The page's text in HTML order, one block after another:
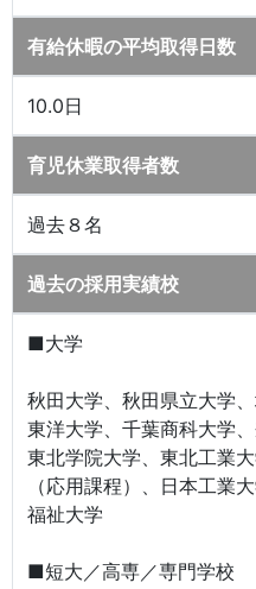
有給休暇の平均取得日数
10.0日
育児休業取得者数
過去８名
過去の採用実績校
■大学
秋田大学、秋田県立大学
東洋大学、千葉商科大学
東北学院大学、東北工業
（応用課程）、日本工業
福祉大学
■短大／高専／専門学校